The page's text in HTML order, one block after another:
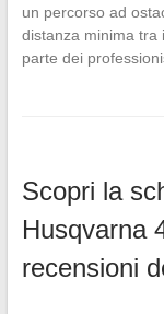
un percorso ad
distanza minima tra
parte dei
Scopri la
Husqvarna
recensioni